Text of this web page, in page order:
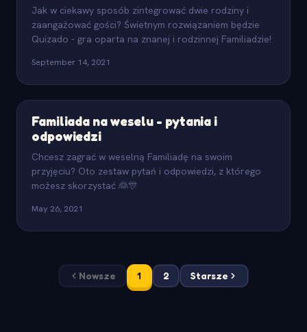
Jak w ciekawy sposób zintegrować dwie rodziny i
zaangażować gości? Świetnym rozwiązaniem będzie
Quizado - gra oparta na znanej i rodzinnej Familiadzie!
September 14, 2021
Familiada na weselu - pytania i
odpowiedzi
Chcesz zagrać w weselną Familiadę na swoim
przyjęciu? Oto zestaw pytań i odpowiedzi, z którego
możesz skorzystać 👰🎊
May 26, 2021
Nowsze 1 2 Starsze